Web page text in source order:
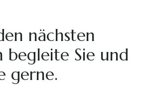
nächsten
begleite Sie und
gerne.